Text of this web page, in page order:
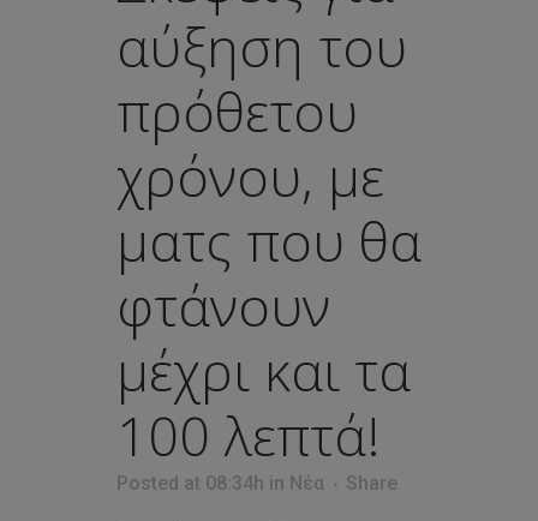
αύξηση του
πρόθετου
χρόνου, με
ματς που θα
φτάνουν
μέχρι και τα
100 λεπτά!
Posted at 08:34h in Νέα Share